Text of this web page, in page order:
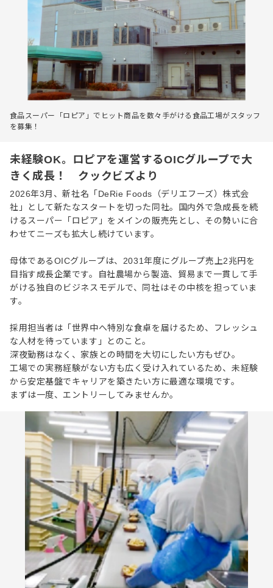
食品スーパー「ロピア」でヒット商品を数々手がける食品工場がスタッフ
を募集！
未経験OK。ロピアを運営するOICグループで大
きく成長！ クックビズより
2026年3月、新社名「DeRie Foods（デリエフーズ）株式会
社」として新たなスタートを切った同社。国内外で急成長を続
けるスーパー「ロピア」をメインの販売先とし、その勢いに合
わせてニーズも拡大し続けています。
母体であるOICグループは、2031年度にグループ売上2兆円を
目指す成長企業です。自社農場から製造、貿易まで一貫して手
がける独自のビジネスモデルで、同社はその中核を担っていま
す。
採用担当者は「世界中へ特別な食卓を届けるため、フレッシュ
な人材を待っています」とのこと。
深夜勤務はなく、家族との時間を大切にしたい方もぜひ。
工場での実務経験がない方も広く受け入れているため、未経験
から安定基盤でキャリアを築きたい方に最適な環境です。
まずは一度、エントリーしてみませんか。